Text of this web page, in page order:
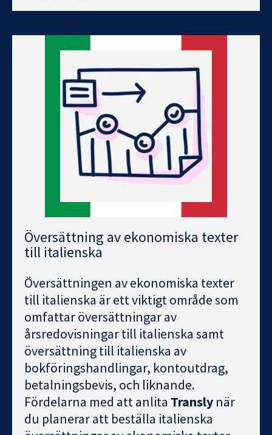
Översättning av ekonomiska texter
till italienska
Översättningen av ekonomiska texter
till italienska är ett viktigt område som
omfattar översättningar av
årsredovisningar till italienska samt
översättning till italienska av
bokföringshandlingar, kontoutdrag,
betalningsbevis, och liknande.
Fördelarna med att anlita Transly när
du planerar att beställa italienska